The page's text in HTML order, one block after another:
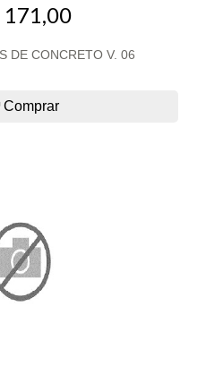
171,00
DE CONCRETO V. 06
Comprar